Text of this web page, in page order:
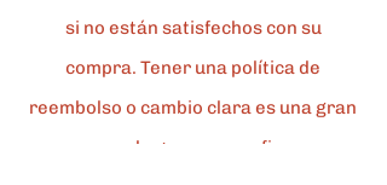
si no están satisfechos con su
compra. Tener una política de
reembolso o cambio clara es una gran
manera de generar confianza y